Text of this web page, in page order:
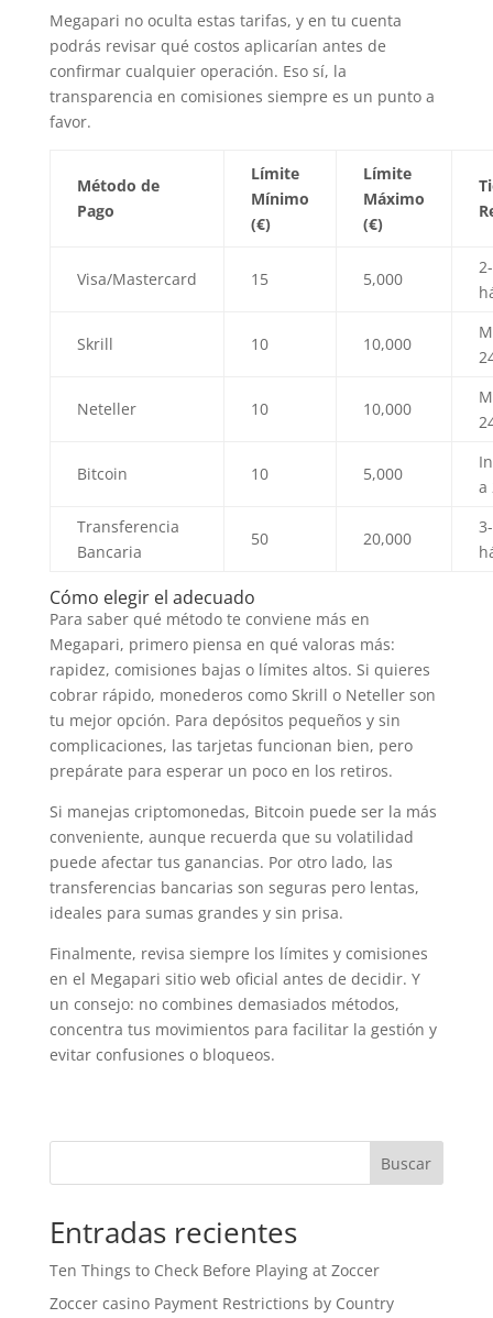
Megapari no oculta estas tarifas, y en tu cuenta
podrás revisar qué costos aplicarían antes de
confirmar cualquier operación. Eso sí, la
transparencia en comisiones siempre es un punto a
favor.
Método de
Pago
Límite
Mínimo
(€)
Límite
Máximo
(€)
Visa/Mastercard 15 5,000
Skrill 10 10,000
Neteller 10 10,000
Bitcoin 10 5,000
a
Transferencia
Bancaria
50 20,000
Cómo elegir el adecuado
Para saber qué método te conviene más en
Megapari, primero piensa en qué valoras más:
rapidez, comisiones bajas o límites altos. Si quieres
cobrar rápido, monederos como Skrill o Neteller son
tu mejor opción. Para depósitos pequeños y sin
complicaciones, las tarjetas funcionan bien, pero
prepárate para esperar un poco en los retiros.
Si manejas criptomonedas, Bitcoin puede ser la más
conveniente, aunque recuerda que su volatilidad
puede afectar tus ganancias. Por otro lado, las
transferencias bancarias son seguras pero lentas,
ideales para sumas grandes y sin prisa.
Finalmente, revisa siempre los límites y comisiones
en el Megapari sitio web oficial antes de decidir. Y
un consejo: no combines demasiados métodos,
concentra tus movimientos para facilitar la gestión y
evitar confusiones o bloqueos.
Buscar
Entradas recientes
Ten Things to Check Before Playing at Zoccer
Zoccer casino Payment Restrictions by Country